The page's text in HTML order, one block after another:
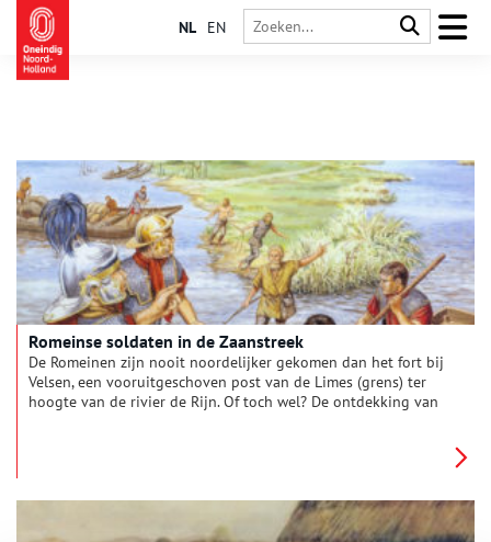
NL EN
Romeinse soldaten in de Zaanstreek
De Romeinen zijn nooit noordelijker gekomen dan het fort bij
Velsen, een vooruitgeschoven post van de Limes (grens) ter
hoogte van de rivier de Rijn. Of toch wel? De ontdekking van